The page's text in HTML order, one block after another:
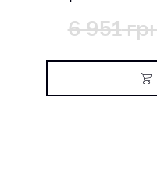
6 951